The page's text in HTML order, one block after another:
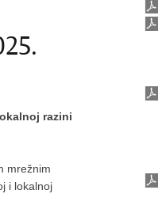
razini
mrežnim
i lokalnoj